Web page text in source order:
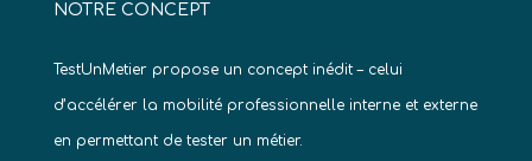
NOTRE CONCEPT
TestUnMetier propose un concept inédit – celui
d’accélérer la mobilité professionnelle interne et externe
en permettant de tester un métier.